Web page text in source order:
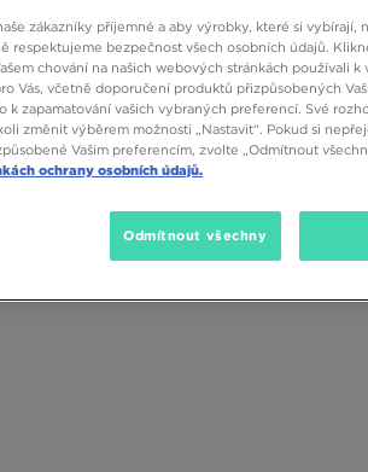
zákazníky příjemné a aby výrobky, které si vybírají,
bezpečnost všech osobních údajů.
chování na našich webových stránkách používali k
Vás, včetně doporučení produktů přizpůsobených
k zapamatování vašich vybraných preferencí. Své
změnit výběrem možnosti „Nastavit“. Pokud si
Vašim preferencím, zvolte „Odmítnout
ochrany osobních údajů.
Odmítnout všechny